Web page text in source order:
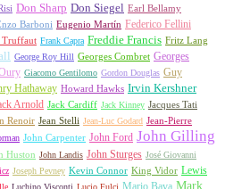
Don Sharp Don Siegel Earl Bellamy
Barboni Eugenio Martín Federico Fellini
Truffaut Frank Capra Freddie Francis Fritz Lang
George Roy Hill Georges Combret Georges
Giacomo Gentilomo Gordon Douglas Guy
Hathaway Howard Hawks Irvin Kershner
Arnold Jack Cardiff Jack Kinney Jacques Tati
Renoir Jean Stelli Jean-Luc Godard Jean-Pierre
John Carpenter John Ford John Gilling
Huston John Landis John Sturges José Giovanni
Joseph Pevney Kevin Connor King Vidor Lewis
Luchino Visconti Lucio Fulci Mario Bava Mark